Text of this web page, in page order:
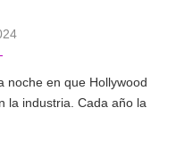
noche en que Hollywood
la industria. Cada año la